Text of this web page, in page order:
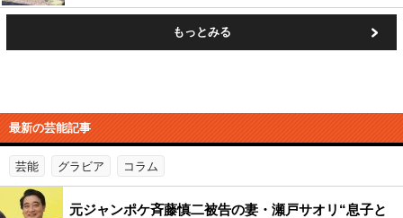
もっとみる
最新の芸能記事
芸能 グラビア コラム
元ジャンポケ斉藤慎二被告の妻・瀬戸サオリ“息子と